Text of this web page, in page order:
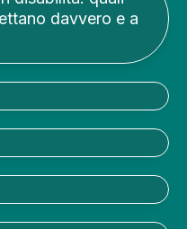
davvero e a